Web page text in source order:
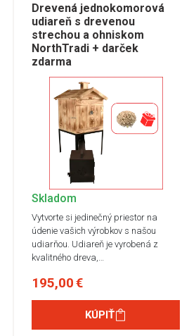
Drevená jednokomorová
udiareň s drevenou
strechou a ohniskom
NorthTradi + darček
zdarma
Skladom
Vytvorte si jedinečný priestor na
údenie vašich výrobkov s našou
udiarňou. Udiareň je vyrobená z
kvalitného dreva,…
195,00 €
KÚPIŤ